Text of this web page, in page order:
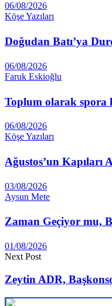
06/08/2026
Köşe Yazıları
Doğudan Batı’ya
06/08/2026
Faruk Eskioğlu
Toplum olarak spora
06/08/2026
Köşe Yazıları
Ağustos’un Kapıları
03/08/2026
Aysun Mete
Zaman Geçiyor mu,
01/08/2026
Next Post
Zeytin ADR,